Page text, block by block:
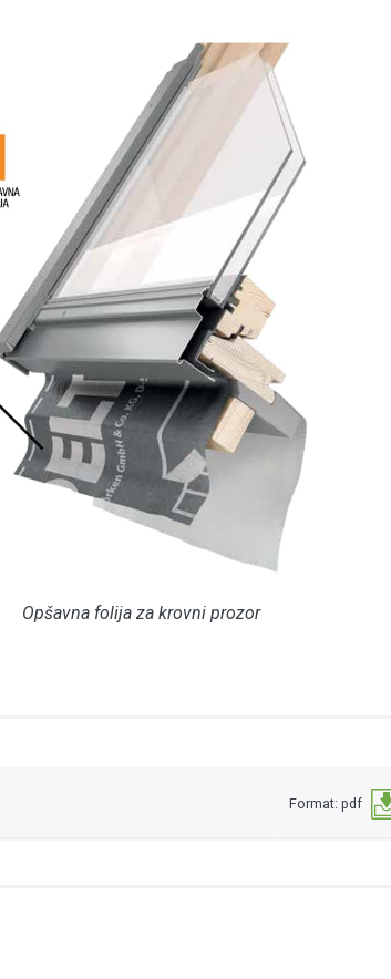
Opšavna folija za krovni prozor
Format: pdf